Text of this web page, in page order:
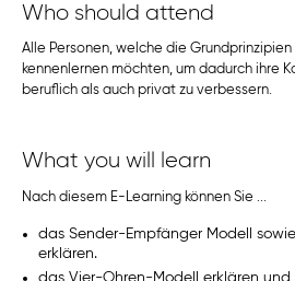
Who should attend
Alle Personen, welche die
kennenlernen möchten, um dadurch ihre
beruflich als auch privat zu verbessern.
What you will learn
Nach diesem E-Learning können Sie ...
das Sender-Empfänger Modell
erklären.
das Vier-Ohren-Modell erklären und